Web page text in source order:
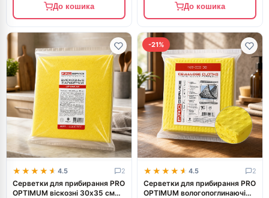
До кошика До кошика
★★★★★
★★★★★ 4.5 2
Серветки для прибирання PRO
OPTIMUM віскозні 30х35 см
-21%
★★★★★
★★★★★ 4.5 2
Серветки для прибирання PRO
OPTIMUM вологопоглинаючі